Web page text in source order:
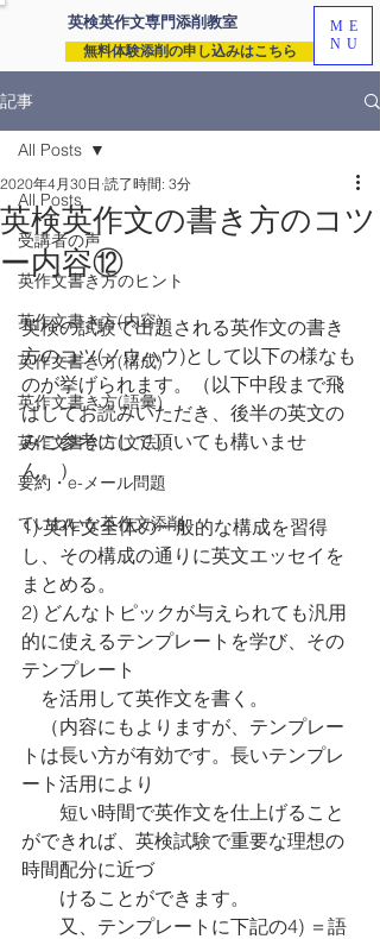
英検英作文専門添削教室
無料体験添削の申し込みはこちら
ME
NU
記事
All Posts
受講者の声
英作文書き方のヒント
英作文書き方(内容)
英作文書き方(構成)
英作文書き方(語彙)
英作文書き方(文法)
要約・e-メール問題
ていねいな英作文添削
All Posts
英検英作文の書き方のコツ
ー内容⑫
2020年4月30日 読了時間: 3分
英検の試験で出題される英作文の書き
方のコツ(ノウハウ)として以下の様なも
のが挙げられます。（以下中段まで飛
ばしてお読みいただき、後半の英文の
みご参考にして頂いても構いませ
ん。）
1) 英作文全体の一般的な構成を習得
し、その構成の通りに英文エッセイを
まとめる。
2) どんなトピックが与えられても汎用
的に使えるテンプレートを学び、その
テンプレート
を活用して英作文を書く。
（内容にもよりますが、テンプレー
トは長い方が有効です。長いテンプレ
ート活用により
短い時間で英作文を仕上げること
ができれば、英検試験で重要な理想の
時間配分に近づ
けることができます。
又、テンプレートに下記の4) ＝語